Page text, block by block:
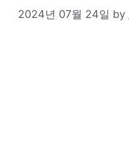
2024년 07월 24일 by